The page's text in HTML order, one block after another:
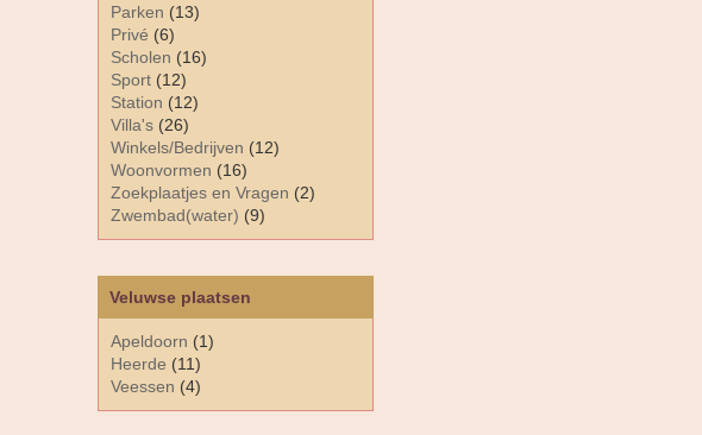
Parken (13)
Privé (6)
Scholen (16)
Sport (12)
Station (12)
Villa's (26)
Winkels/Bedrijven (12)
Woonvormen (16)
Zoekplaatjes en Vragen (2)
Zwembad(water) (9)
Veluwse plaatsen
Apeldoorn (1)
Heerde (11)
Veessen (4)